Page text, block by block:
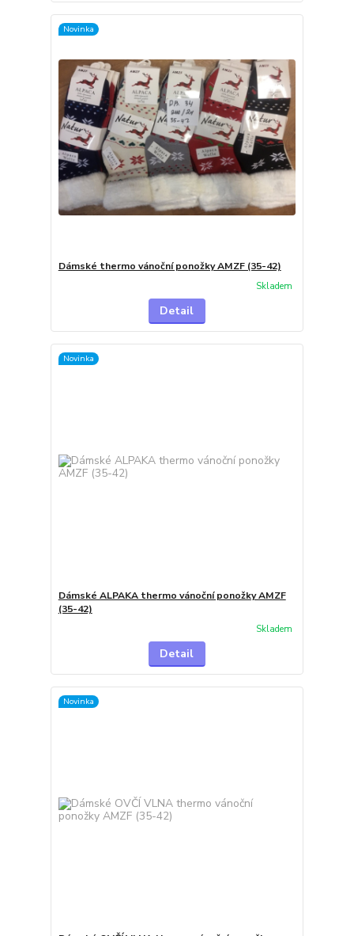
Novinka
Dámské thermo vánoční ponožky AMZF (35-42)
Skladem
Detail
Novinka
Dámské ALPAKA thermo vánoční ponožky AMZF
(35-42)
Skladem
Detail
Novinka